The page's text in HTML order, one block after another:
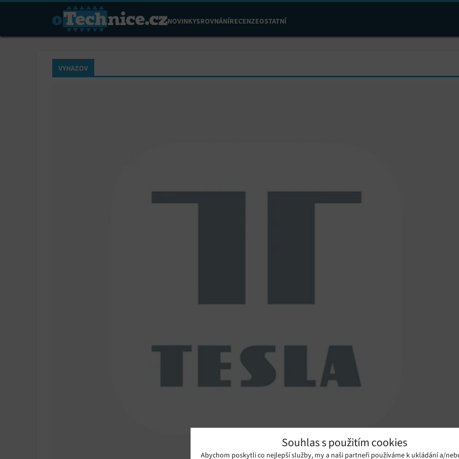
Souhlas s použitím cookies
Abychom poskytli co nejlepší služby, my a naši partneři používáme k ukládání a/
NOVINKYSROVNÁNÍRECENZEOSTATNÍ
VYHAZOV